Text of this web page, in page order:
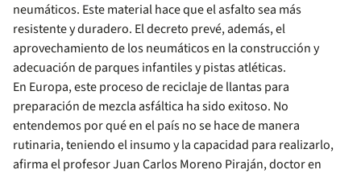
neumáticos. Este material hace que el asfalto sea más
resistente y duradero. El decreto prevé, además, el
aprovechamiento de los neumáticos en la construcción y
adecuación de parques infantiles y pistas atléticas.
En Europa, este proceso de reciclaje de llantas para
preparación de mezcla asfáltica ha sido exitoso. No
entendemos por qué en el país no se hace de manera
rutinaria, teniendo el insumo y la capacidad para realizarlo,
afirma el profesor Juan Carlos Moreno Piraján, doctor en